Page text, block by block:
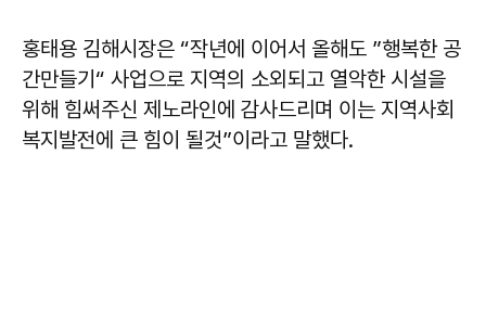
홍태용 김해시장은 “작년에 이어서 올해도 ”행복한 공
간만들기“ 사업으로 지역의 소외되고 열악한 시설을
위해 힘써주신 제노라인에 감사드리며 이는 지역사회
복지발전에 큰 힘이 될것”이라고 말했다.